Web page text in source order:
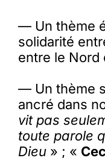
— Un thème
solidarité
entre le Nord
— Un thème
ancré dans
vit pas
toute parole
Dieu » ; «